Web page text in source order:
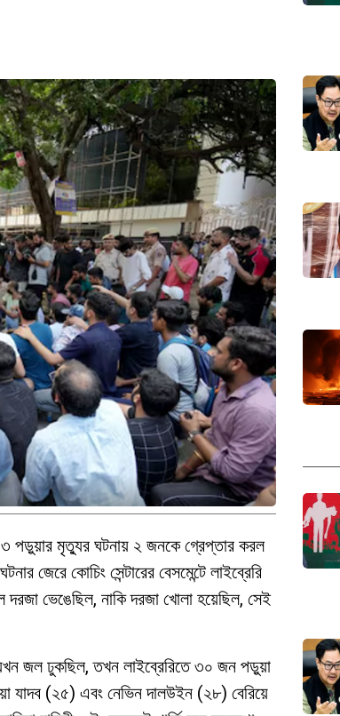
৩ পড়ুয়ার মৃত্যুর ঘটনায় ২ জনকে গ্রেপ্তার করল
জেরে কোচিং সেন্টারের বেসমেন্টে লাইব্রেরি
দরজা ভেঙেছিল, নাকি দরজা খোলা হয়েছিল, সেই
যখন জল ঢুকছিল, তখন লাইব্রেরিতে ৩০ জন পড়ুয়া
যাদব (২৫) এবং নেভিন দালউইন (২৮) বেরিয়ে